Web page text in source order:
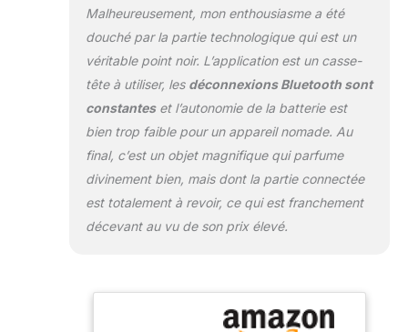
bureau ou même
votre voiture,
aucune prise n'est
nécessaire.
Smart App &
Remote Control -
Contrôle total du
parfum : contrôlez
facilement votre
diffuseur avec la
télécommande
incluse ou
l'application
l'intensité de la
brume, la
Malheureusement, mon enthousiasme a été
douché par la partie technologique qui est un
véritable point noir. L’application est un casse-
tête à utiliser, les déconnexions Bluetooth sont
constanteset l’autonomie de la batterie est
bien trop faible pour un appareil nomade. Au
final, c’est un objet magnifique qui parfume
divinement bien, mais dont la partie connectée
est totalement à revoir, ce qui est franchement
décevant au vu de son prix élevé.